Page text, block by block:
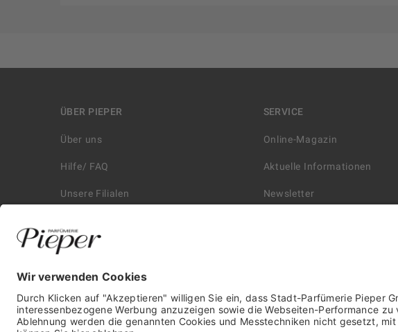
ÜBER PIEPER
Über uns
Hilfe/ FAQ
Unsere Filialen
Historie
Affiliate
Karriere
Presse
SERVICE
Online-Magazin
Aktuelle Informationen
Newsletter
Autorisierter Händler/ YBPN